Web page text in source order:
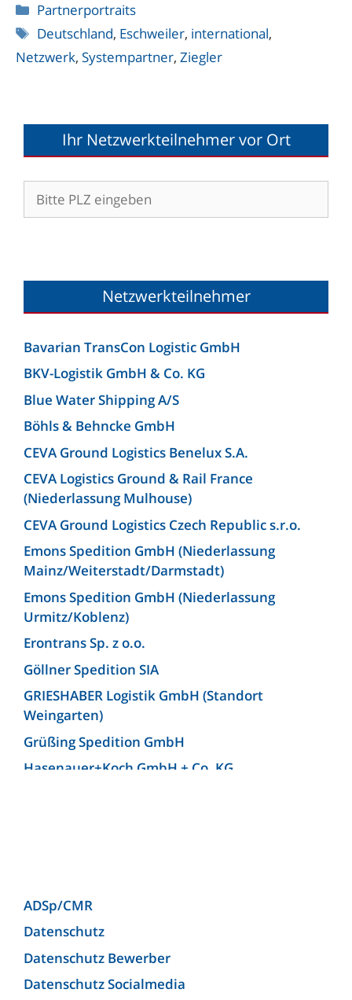
Kategorien
Partnerportraits
Schlagwörter
Deutschland, Eschweiler, international,
Netzwerk, Systempartner, Ziegler
Ihr Netzwerkteilnehmer vor Ort
Netzwerkteilnehmer
Bavarian TransCon Logistic GmbH
BKV-Logistik GmbH & Co. KG
Blue Water Shipping A/S
Böhls & Behncke GmbH
CEVA Ground Logistics Benelux S.A.
CEVA Logistics Ground & Rail France
(Niederlassung Mulhouse)
CEVA Ground Logistics Czech Republic s.r.o.
Emons Spedition GmbH (Niederlassung
Mainz/Weiterstadt/Darmstadt)
Emons Spedition GmbH (Niederlassung
Urmitz/Koblenz)
Erontrans Sp. z o.o.
Göllner Spedition SIA
GRIESHABER Logistik GmbH (Standort
Weingarten)
Grüßing Spedition GmbH
Hasenauer+Koch GmbH + Co. KG
Kunzendorf Spedition GmbH
Ludwigsburg)
Lagermax Logistics Austria GmbH
ADSp/CMR
Datenschutz
Datenschutz Bewerber
Datenschutz Socialmedia